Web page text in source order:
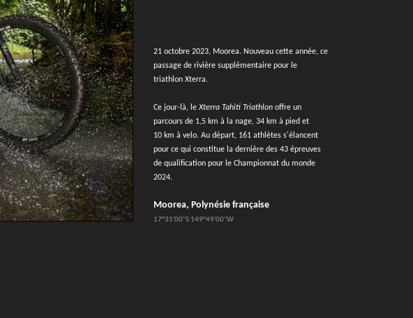
21 octobre 2023, Moorea. Nouveau cette année, ce
passage de rivière supplémentaire pour le
triathlon Xterra.
Ce jour-là, le Xterra Tahiti Triathlon offre un
parcours de 1,5 km à la nage, 34 km à pied et
10 km à velo. Au départ, 161 athlètes s'élancent
pour ce qui constitue la dernière des 43 épreuves
de qualification pour le Championnat du monde
2024.
Moorea, Polynésie française
17°31'00''S 149°49'00''W